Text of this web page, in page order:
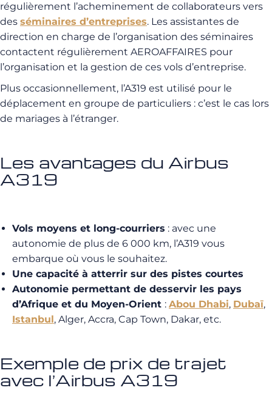
régulièrement l’acheminement de collaborateurs vers
des séminaires d’entreprises. Les assistantes de
direction en charge de l’organisation des séminaires
contactent régulièrement AEROAFFAIRES pour
l’organisation et la gestion de ces vols d’entreprise.
Plus occasionnellement, l’A319 est utilisé pour le
déplacement en groupe de particuliers : c’est le cas lors
de mariages à l’étranger.
Les avantages du Airbus
A319
Vols moyens et long-courriers : avec une
autonomie de plus de 6 000 km, l’A319 vous
embarque où vous le souhaitez.
Une capacité à atterrir sur des pistes courtes
Autonomie permettant de desservir les pays
d’Afrique et du Moyen-Orient : Abou Dhabi, Dubaï,
Istanbul, Alger, Accra, Cap Town, Dakar, etc.
Exemple de prix de trajet
avec l’Airbus A319